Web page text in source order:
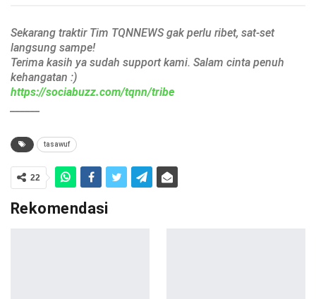
Sekarang traktir Tim TQNNEWS gak perlu ribet, sat-set
langsung sampe!
Terima kasih ya sudah support kami. Salam cinta penuh
kehangatan :)
https://sociabuzz.com/tqnn/tribe
tasawuf
22
Rekomendasi